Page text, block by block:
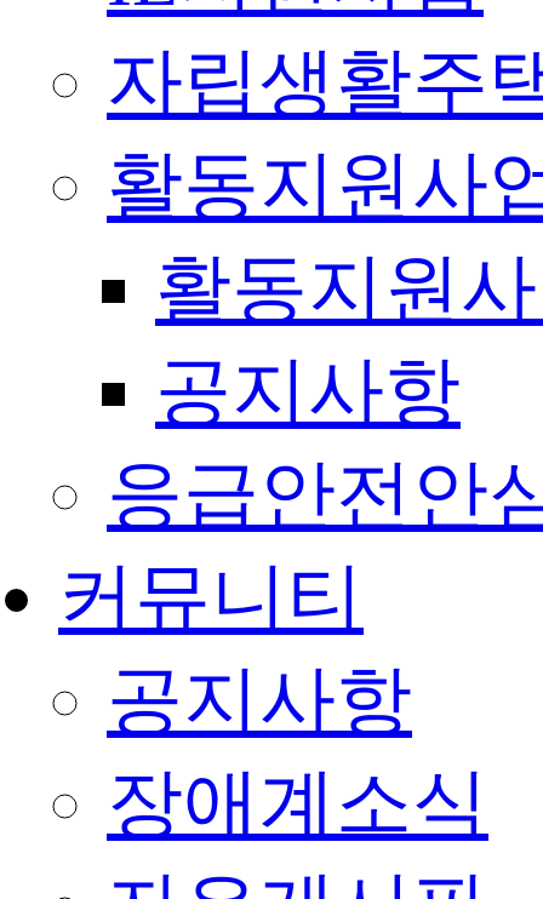
자립생활주
활동지원사
활동지원
공지사항
응급안전안
커뮤니티
공지사항
장애계소식